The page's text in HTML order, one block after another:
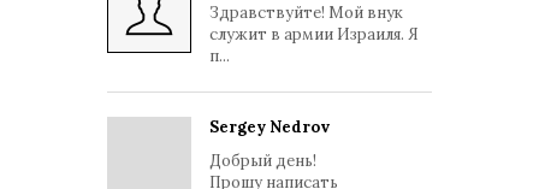
Здравствуйте! Мой внук
служит в армии Израиля. Я
п...
Sergey Nedrov
Добрый день!
Прошу написать